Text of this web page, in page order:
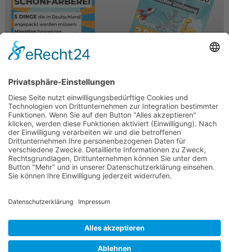
Meinungsfreiheit und Wirtschaft in NRW nichts mit
der Realität zu tun hat Nordrhein-Westfalen – das
bevölkerungsreichste Bundesland Deutschlands –
erlebt seit Jahren eine schleichende
Deindustrialisierung, […]
KONTAKT